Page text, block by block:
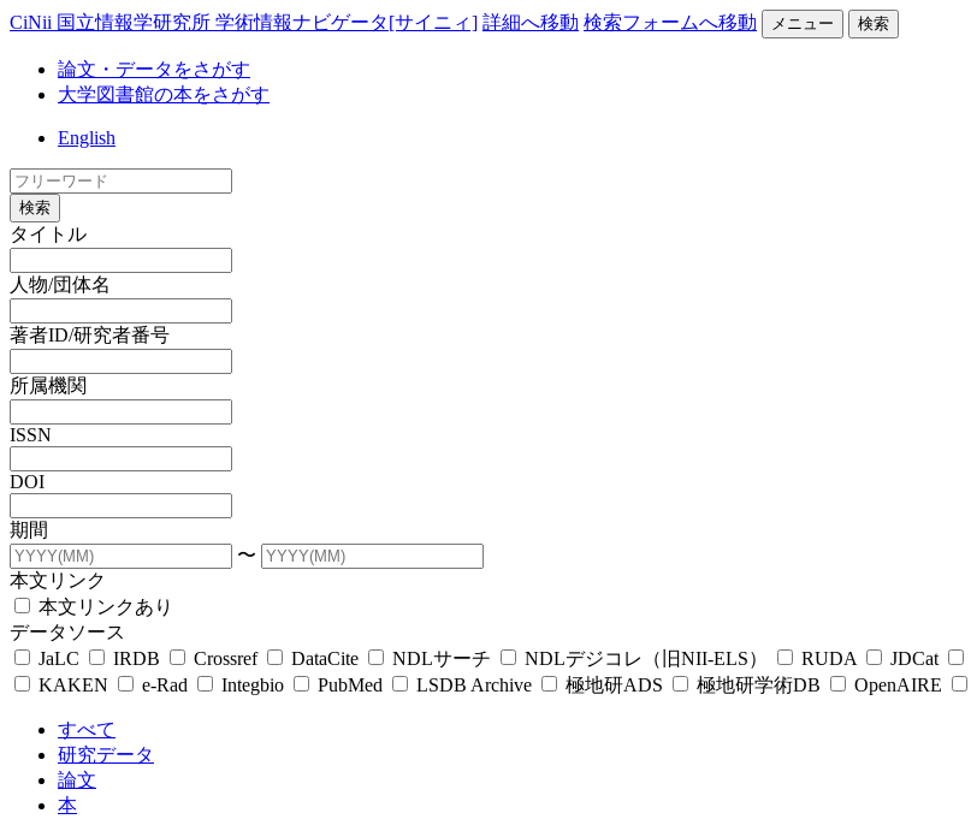
CiNii 国立情報学研究所 学術情報ナビゲータ[サイニィ] 詳細へ移動 検索フォームへ移動 メニュー 検索
論文・データをさがす
大学図書館の本をさがす
English
検索
タイトル
人物/団体名
著者ID/研究者番号
所属機関
ISSN
DOI
期間
〜
本文リンク
本文リンクあり
データソース
JaLC
IRDB Crossref DataCite NDLサーチ NDLデジコレ（旧NII-ELS） RUDA JDCat
KAKEN
e-Rad Integbio PubMed LSDB Archive 極地研ADS 極地研学術DB OpenAIRE
すべて
研究データ
論文
本